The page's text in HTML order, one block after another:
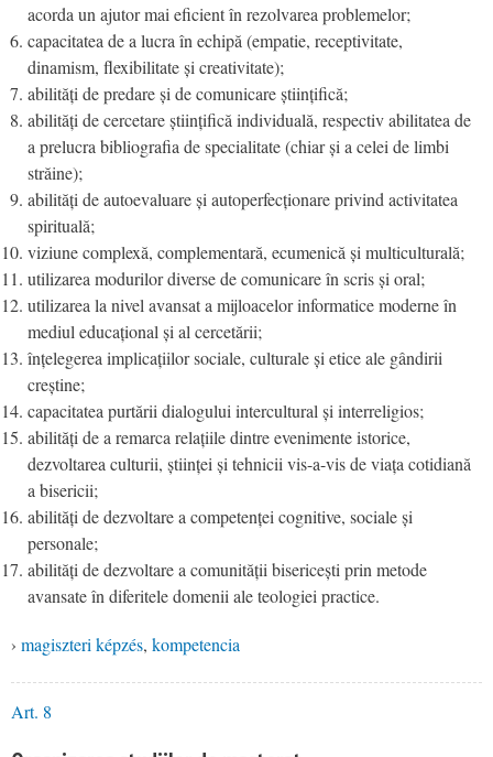
acorda un ajutor mai eficient în rezolvarea problemelor;
capacitatea de a lucra în echipă (empatie, receptivitate,
dinamism, flexibilitate și creativitate);
abilități de predare și de comunicare științifică;
abilități de cercetare științifică individuală, respectiv abilitatea de
a prelucra bibliografia de specialitate (chiar și a celei de limbi
străine);
abilități de autoevaluare și autoperfecționare privind activitatea
spirituală;
viziune complexă, complementară, ecumenică și multiculturală;
utilizarea modurilor diverse de comunicare în scris și oral;
utilizarea la nivel avansat a mijloacelor informatice moderne în
mediul educațional și al cercetării;
înțelegerea implicațiilor sociale, culturale și etice ale gândirii
creștine;
capacitatea purtării dialogului intercultural și interreligios;
abilități de a remarca relațiile dintre evenimente istorice,
dezvoltarea culturii, științei și tehnicii vis-a-vis de viața cotidiană
a bisericii;
abilități de dezvoltare a competenței cognitive, sociale și
personale;
abilități de dezvoltare a comunității bisericești prin metode
avansate în diferitele domenii ale teologiei practice.
› magiszteri képzés, kompetencia
Art. 8